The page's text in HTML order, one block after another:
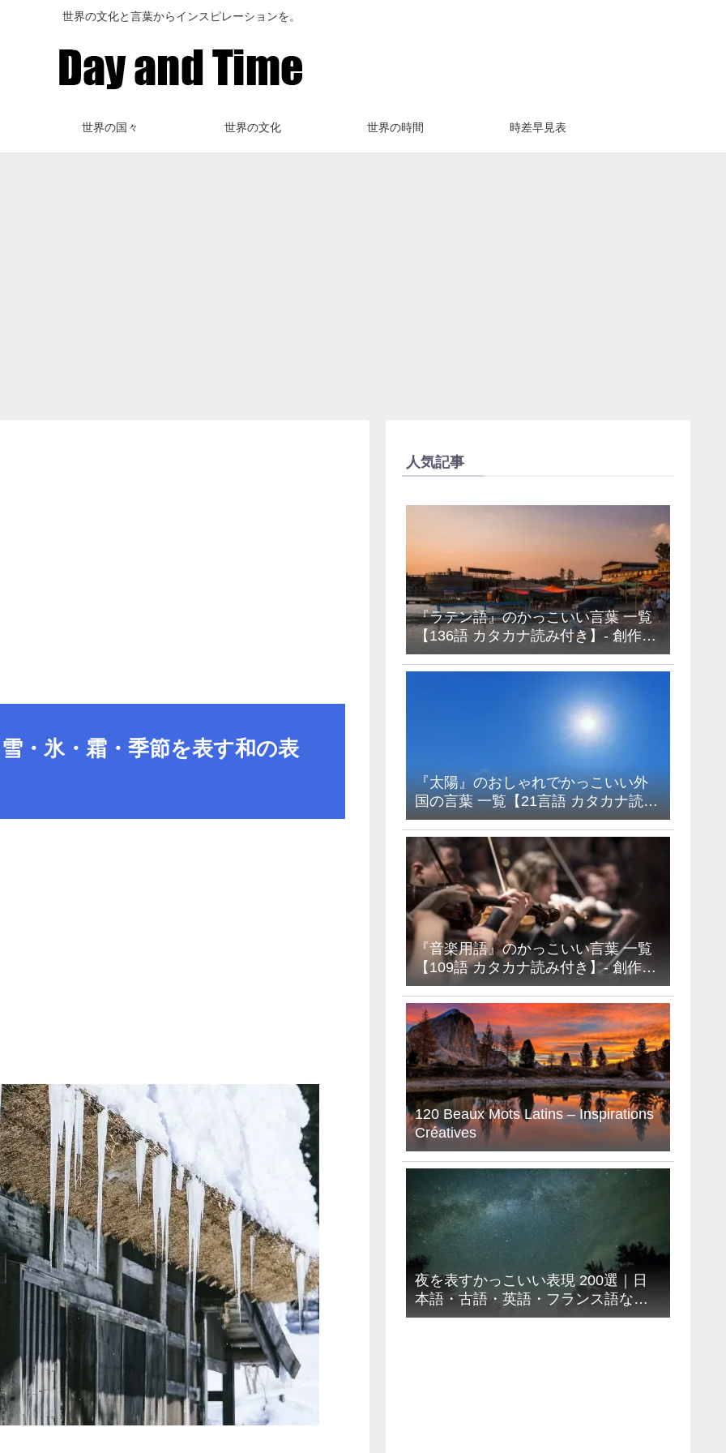
世界の文化と言葉からインスピレーションを。
世界の国々 世界の文化 世界の時間 時差早見表
・氷・霜・季節を表す和の表
人気記事
『ラテン語』のかっこいい言葉 一覧
【136語 カタカナ読み付き】- 創作・
キャラ名などに使えるアイデア集
『太陽』のおしゃれでかっこいい外
国の言葉 一覧【21言語 カタカナ読み
付き】- フランス語・イタリア語・ド
イツ語・ラテン語など
『音楽用語』のかっこいい言葉 一覧
【109語 カタカナ読み付き】- 創作・
キャラ名などに使えるアイデア集
120 Beaux Mots Latins – Inspirations
Créatives
夜を表すかっこいい表現 200選｜日
本語・古語・英語・フランス語など
９カ国語【意味読み方付き】